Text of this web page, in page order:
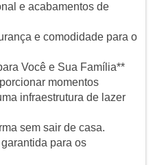
e acabamentos de
e comodidade para o
Você e Sua Família**
momentos
infraestrutura de lazer
sem sair de casa.
para os